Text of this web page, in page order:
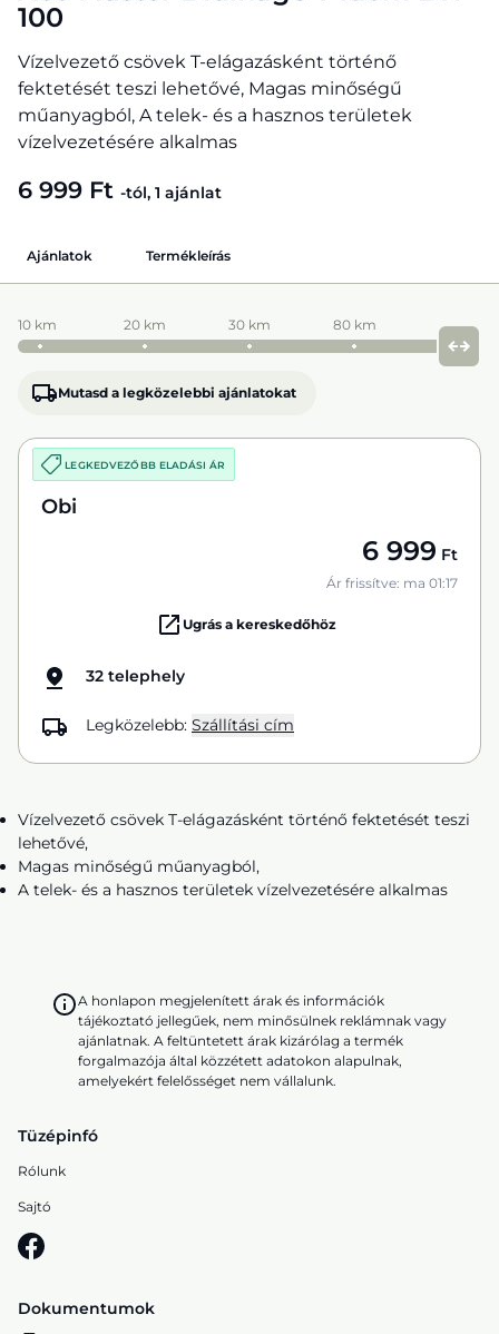
100
Vízelvezető csövek T-elágazásként történő
fektetését teszi lehetővé, Magas minőségű
műanyagból, A telek- és a hasznos területek
vízelvezetésére alkalmas
6 999 Ft -tól, 1 ajánlat
Ajánlatok Termékleírás
10 km 20 km 30 km 80 km
Mutasd a legközelebbi ajánlatokat
LEGKEDVEZŐBB ELADÁSI ÁR
Obi
6 999 Ft
Ár frissítve: ma 01:17
Ugrás a kereskedőhöz
32 telephely
Legközelebb: Szállítási cím
Vízelvezető csövek T-elágazásként történő fektetését teszi
lehetővé,
Magas minőségű műanyagból,
A telek- és a hasznos területek vízelvezetésére alkalmas
A honlapon megjelenített árak és információk
tájékoztató jellegűek, nem minősülnek reklámnak vagy
ajánlatnak. A feltüntetett árak kizárólag a termék
forgalmazója által közzétett adatokon alapulnak,
amelyekért felelősséget nem vállalunk.
Tüzépinfó
Rólunk
Sajtó
Dokumentumok